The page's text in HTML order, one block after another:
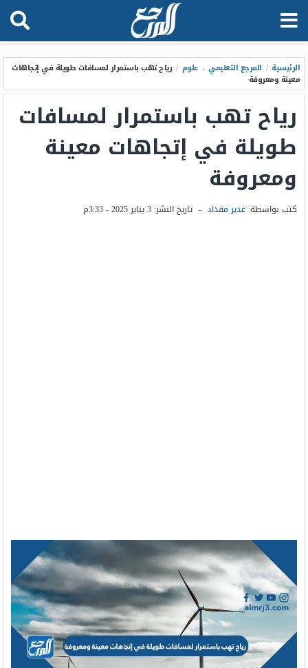
الرئيسية / المرجع التعليمي ، علوم / رياح تهب باستمرار لمسافات طويلة في إتجاهات
معينة ومعروفة
رياح تهب باستمرار لمسافات
طويلة في إتجاهات معينة
ومعروفة
كتب بواسطة: غدير مقداد – تاريخ النشر: 3 يناير 2025 - 3:33م